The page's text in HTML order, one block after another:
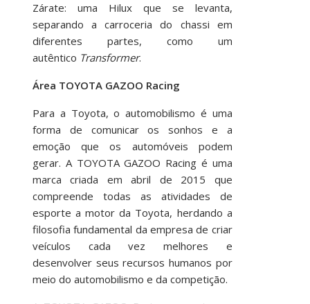
Zárate: uma Hilux que se levanta,
separando a carroceria do chassi em
diferentes partes, como um
autêntico Transformer.
Área TOYOTA GAZOO Racing
Para a Toyota, o automobilismo é uma
forma de comunicar os sonhos e a
emoção que os automóveis podem
gerar. A TOYOTA GAZOO Racing é uma
marca criada em abril de 2015 que
compreende todas as atividades de
esporte a motor da Toyota, herdando a
filosofia fundamental da empresa de criar
veículos cada vez melhores e
desenvolver seus recursos humanos por
meio do automobilismo e da competição.